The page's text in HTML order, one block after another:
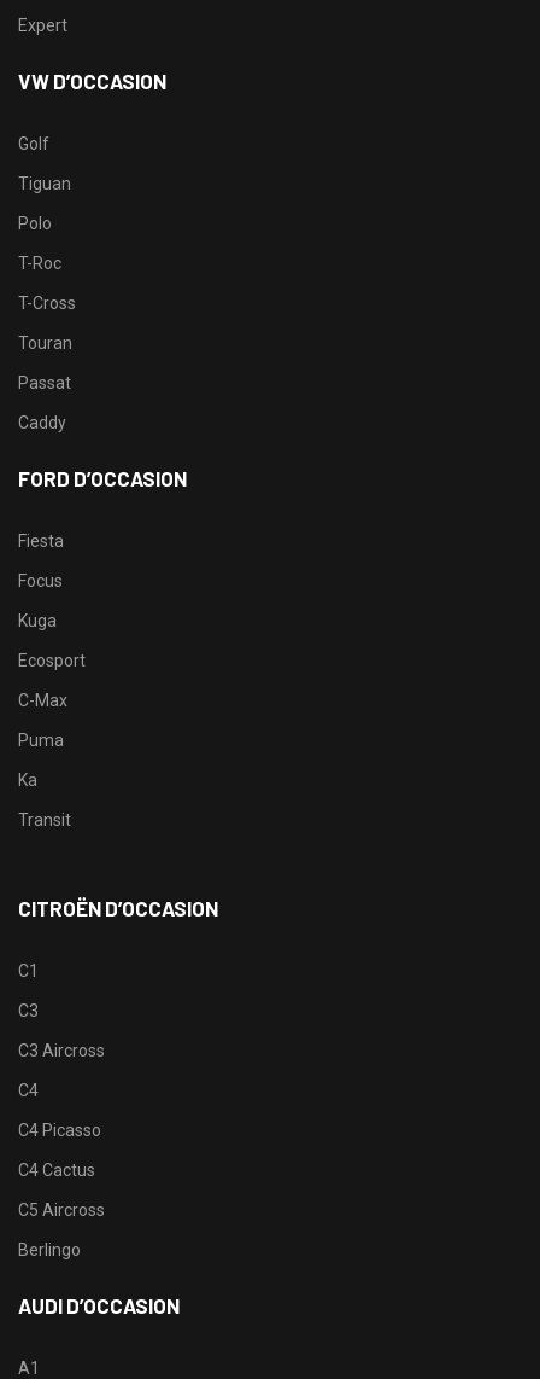
Expert
VW D’OCCASION
Golf
Tiguan
Polo
T-Roc
T-Cross
Touran
Passat
Caddy
FORD D’OCCASION
Fiesta
Focus
Kuga
Ecosport
C-Max
Puma
Ka
Transit
CITROËN D’OCCASION
C1
C3
C3 Aircross
C4
C4 Picasso
C4 Cactus
C5 Aircross
Berlingo
AUDI D’OCCASION
A1